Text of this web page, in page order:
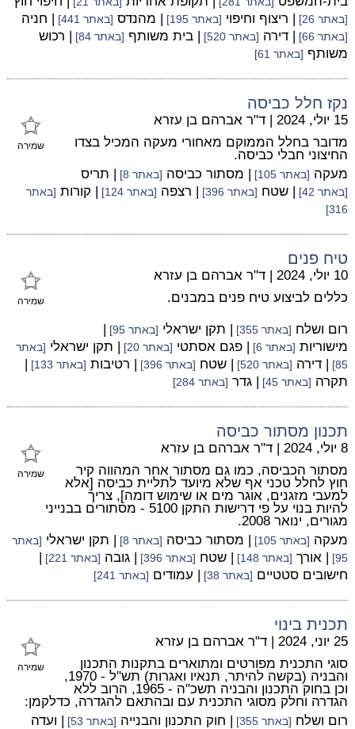
[באתר 26] | ריצוף וחיפוי [באתר 195] | מהנדס [באתר 441] | חניה
[באתר 66] | דירה [באתר 520] | בית משותף [באתר 84]
| רכוש
משותף [באתר 61]
נקז חלל כביסה
שמירה
15 יולי, 2024 | ד"ר אברהם בן עזרא
מדובר בחלל הממוקם מאחורי מעקה המכיל בצדו
החיצוני חבלי כביסה.
מעקה [באתר 105] | מסתור כביסה [באתר 8] | תריס
[באתר 42] | שטח [באתר 396] | רצפה [באתר 124] | קורות [באתר
316]
טיח פנים
שמירה
10 יולי, 2024 | ד"ר אברהם בן עזרא
כללים לביצוע טיח פנים במבנים.
רום ושלח [באתר 355] | תקן ישראלי [באתר 95]
|
מישוריות [באתר 6] | פגם אסתטי [באתר 20] | תקן ישראלי [באתר
85]
| דירה [באתר 520] | שטח [באתר 396] | רטיבות [באתר 133]
|
תקרה [באתר 45] | גדר [באתר 284]
תכנון מסתור כביסה
שמירה
8 יולי, 2024 | ד"ר אברהם בן עזרא
מסתור הכביסה, כמו גם מסתור אחר המהווה קיר
חוץ לחלל טכני אף שלא מיועד לתליית כביסה [אלא
למעבי מזגנים, אוגר מים או שימוש דומה], צריך
להיות בנוי על פי דרישות התקן 5100 - מסתורים בבנייני
מגורים, ינואר 2008.
מעקה [באתר 105] | מסתור כביסה [באתר 8] | תקן ישראלי [באתר
95]
| אורך [באתר 148] | שטח [באתר 396] | גובה [באתר 221]
|
חישובים סטטיים [באתר 38] | עמודים [באתר 241]
תכנית בינוי
שמירה
25 יוני, 2024 | ד"ר אברהם בן עזרא
סוגי התכנית מפורטים ומתוארים בתקנות התכנון
והבניה (בקשה להיתר, תנאיו ואגרות) תש"ל - 1970,
וכן בחוק התכנון והבניה תשכ"ה - 1965, הרוב ללא
הגדרה וחלק מסוגי התכנית עם ובהתאם להגדרה, כדלקמן:
רום ושלח [באתר 355] | חוק התכנון והבנייה [באתר 53]
| ועדה